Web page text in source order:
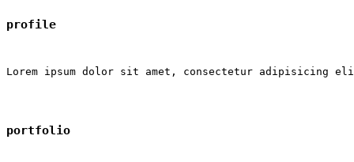
profile
Lorem ipsum dolor sit amet, consectetur adipisicing
portfolio